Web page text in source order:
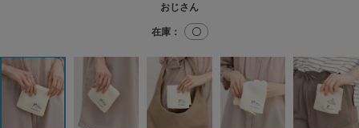
おじさん
在庫： 〇